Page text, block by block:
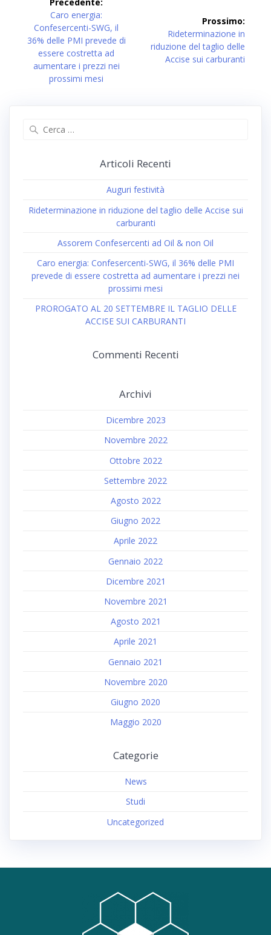
articoli
Articolo
precedente:
Caro energia:
Confesercenti-SWG, il
36% delle PMI prevede di
essere costretta ad
aumentare i prezzi nei
prossimi mesi
Prossimo:
Prossimo
articolo:
Rideterminazione in
riduzione del taglio delle
Accise sui carburanti
Articoli Recenti
Auguri festività
Rideterminazione in riduzione del taglio delle Accise sui
carburanti
Assorem Confesercenti ad Oil & non Oil
Caro energia: Confesercenti-SWG, il 36% delle PMI
prevede di essere costretta ad aumentare i prezzi nei
prossimi mesi
PROROGATO AL 20 SETTEMBRE IL TAGLIO DELLE
ACCISE SUI CARBURANTI
Commenti Recenti
Archivi
Dicembre 2023
Novembre 2022
Ottobre 2022
Settembre 2022
Agosto 2022
Giugno 2022
Aprile 2022
Gennaio 2022
Dicembre 2021
Novembre 2021
Agosto 2021
Aprile 2021
Gennaio 2021
Novembre 2020
Giugno 2020
Maggio 2020
Categorie
News
Studi
Uncategorized